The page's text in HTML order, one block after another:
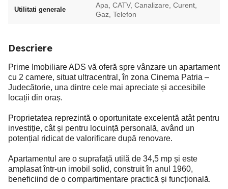
Utilitati generale
Apa, CATV, Canalizare, Curent,
Gaz, Telefon
Descriere
Prime Imobiliare ADS vă oferă spre vânzare un apartament
cu 2 camere, situat ultracentral, în zona Cinema Patria –
Judecătorie, una dintre cele mai apreciate și accesibile
locații din oraș.
Proprietatea reprezintă o oportunitate excelentă atât pentru
investiție, cât și pentru locuință personală, având un
potențial ridicat de valorificare după renovare.
Apartamentul are o suprafață utilă de 34,5 mp și este
amplasat într-un imobil solid, construit în anul 1960,
beneficiind de o compartimentare practică și funcțională.